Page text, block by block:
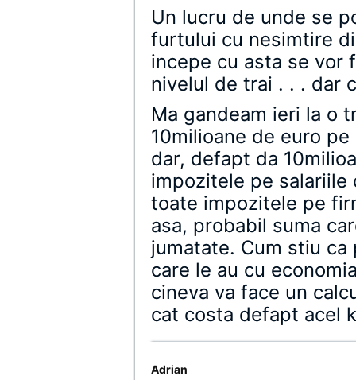
Un lucru de unde se
furtului cu nesimtire
incepe cu asta se vor
nivelul de trai . . . dar
Ma gandeam ieri la o
10milioane de euro
dar, defapt da
impozitele pe salariile
toate impozitele pe
asa, probabil suma
jumatate. Cum stiu
care le au cu
cineva va face un
cat costa defapt acel
Adrian